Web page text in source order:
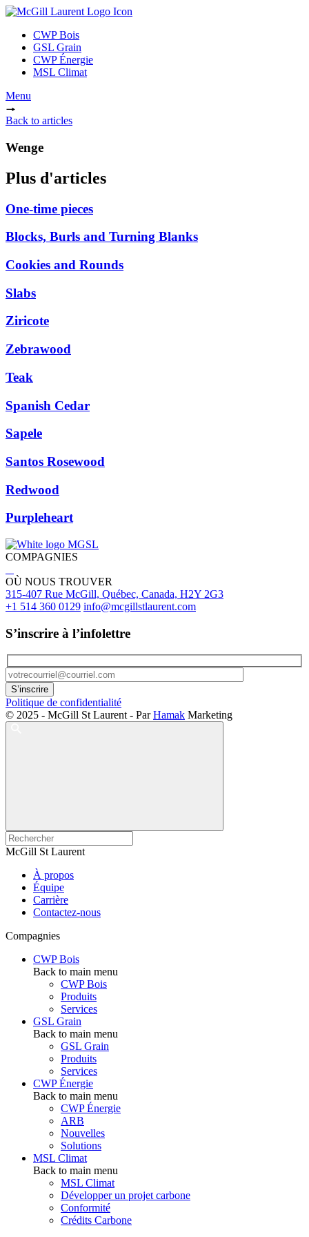
CWP Bois
GSL Grain
CWP Énergie
MSL Climat
Menu
Back to articles
Wenge
Plus d'articles
One-time pieces
Blocks, Burls and Turning Blanks
Cookies and Rounds
Slabs
Ziricote
Zebrawood
Teak
Spanish Cedar
Sapele
Santos Rosewood
Redwood
Purpleheart
COMPAGNIES
OÙ NOUS TROUVER
315-407 Rue McGill, Québec, Canada, H2Y 2G3
+1 514 360 0129 info@mcgillstlaurent.com
S’inscrire à l’infolettre
Politique de confidentialité
© 2025 - McGill St Laurent - ParHamak Marketing
McGill St Laurent
À propos
Équipe
Carrière
Contactez-nous
Compagnies
CWP Bois
Back to main menu
CWP Bois
Produits
Services
GSL Grain
Back to main menu
GSL Grain
Produits
Services
CWP Énergie
Back to main menu
CWP Énergie
ARB
Nouvelles
Solutions
MSL Climat
Back to main menu
MSL Climat
Développer un projet carbone
Conformité
Crédits Carbone